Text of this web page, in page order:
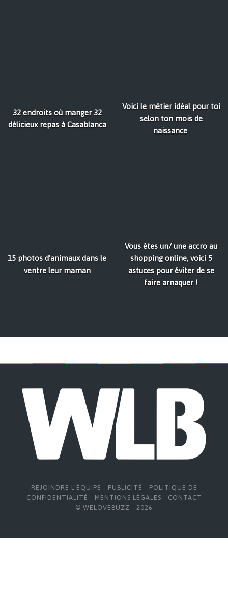
32 endroits où manger 32
délicieux repas à Casablanca
Voici le métier idéal pour toi
selon ton mois de
naissance
15 photos d’animaux dans le
ventre leur maman
Vous êtes un/ une accro au
shopping online, voici 5
astuces pour éviter de se
faire arnaquer !
REJOINDRE L'ÉQUIPE - PUBLICITÉ - POLITIQUE DE
CONFIDENTIALITÉ - MENTIONS LÉGALES - CONTACT
© WELOVEBUZZ - 2026